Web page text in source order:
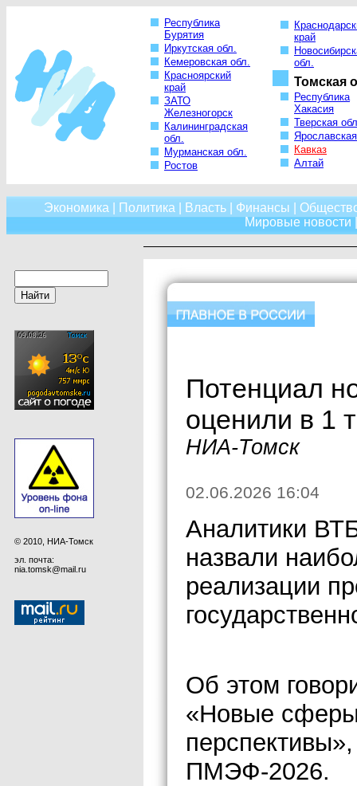
Республика
Бурятия
Иркутская обл.
Кемеровская обл.
Красноярский
край
ЗАТО
Железногорск
Калининградская
обл.
Мурманская обл.
Ростов
край
обл.
Томская
Республика
Хакасия
Тверская
Кавказ
Алтай
Экономика Политика Власть Финансы
Мировые новости
© 2010, НИА-Томск
эл. почта:
nia.tomsk@mail.ru
Потенциал
оценили в 1
НИА-Томск
02.06.2026 16:04
Аналитики
назвали
реализации
Об этом
«Новые
ПМЭФ-2026.